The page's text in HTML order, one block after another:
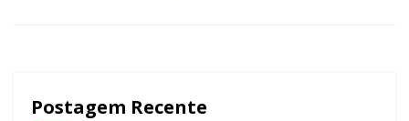
Postagem Recente